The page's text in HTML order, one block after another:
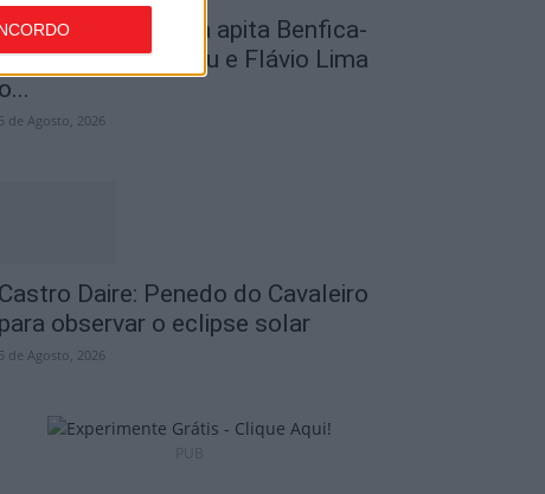
David Silva apita Benfica-
de Viseu e Flávio Lima
o...
5 de Agosto, 2026
Castro Daire: Penedo do Cavaleiro
para observar o eclipse solar
5 de Agosto, 2026